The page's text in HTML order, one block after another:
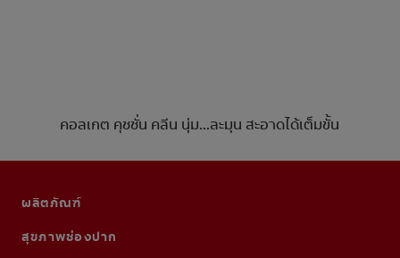
คอลเกต คุชชั่น คลีน นุ่ม...ละมุน สะอาดได้เต็มขั้น
ผลิตภัณฑ์
สุขภาพช่องปาก